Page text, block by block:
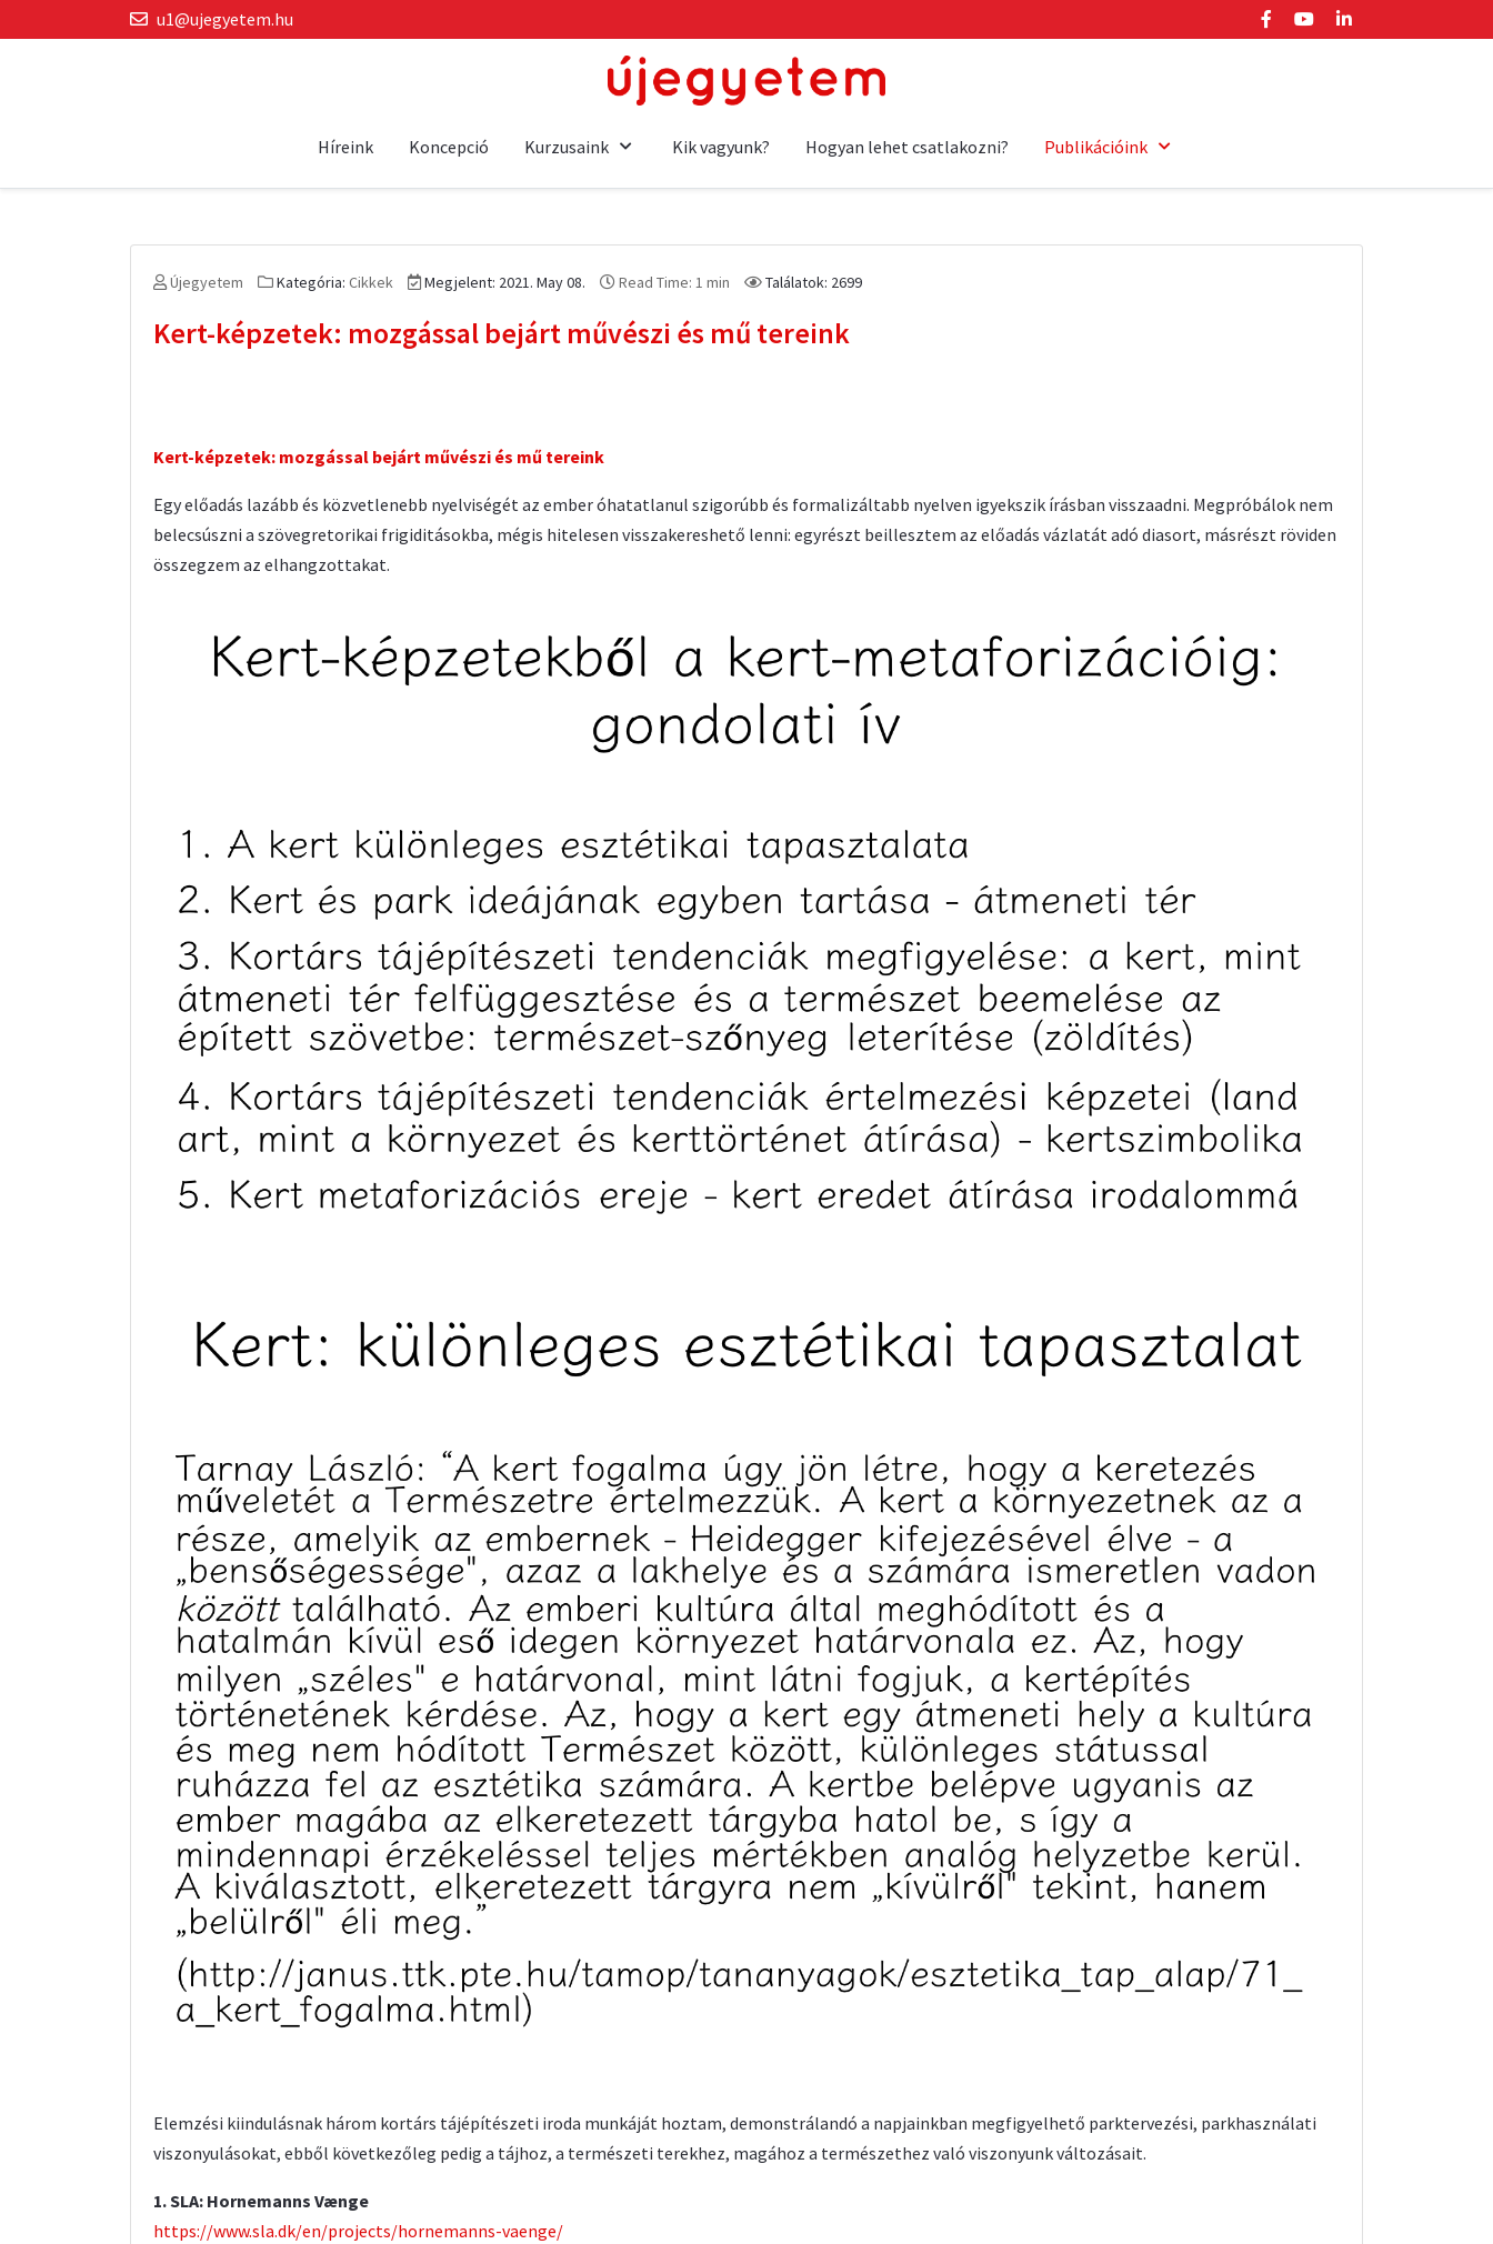
u1@ujegyetem.hu
Híreink Koncepció Kurzusaink Kik vagyunk? Hogyan lehet csatlakozni? Publikációink
Újegyetem Kategória: Cikkek Megjelent: 2021. May 08. Read Time: 1 min Találatok: 2699
Kert-képzetek: mozgással bejárt művészi és mű tereink
Kert-képzetek: mozgással bejárt művészi és mű tereink
Egy előadás lazább és közvetlenebb nyelviségét az ember óhatatlanul szigorúbb és formalizáltabb nyelven igyekszik írásban visszaadni. Megpróbálok nem
belecsúszni a szövegretorikai frigiditásokba, mégis hitelesen visszakereshető lenni: egyrészt beillesztem az előadás vázlatát adó diasort, másrészt röviden
összegzem az elhangzottakat.
Elemzési kiindulásnak három kortárs tájépítészeti iroda munkáját hoztam, demonstrálandó a napjainkban megfigyelhető parktervezési, parkhasználati
viszonyulásokat, ebből következőleg pedig a tájhoz, a természeti terekhez, magához a természethez való viszonyunk változásait.
1. SLA: Hornemanns Vænge
https://www.sla.dk/en/projects/hornemanns-vaenge/